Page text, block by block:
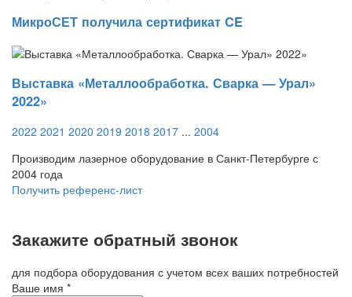
МикроСЕТ получила сертификат CE
Выставка «Металлообработка. Сварка — Урал»
2022»
2022 2021 2020 2019 2018 2017 ... 2004
Производим лазерное оборудование в Санкт-Петербурге с
2004 года
Получить референс-лист
Закажите обратный звонок
для подбора оборудования с учетом всех ваших потребностей
Ваше имя *